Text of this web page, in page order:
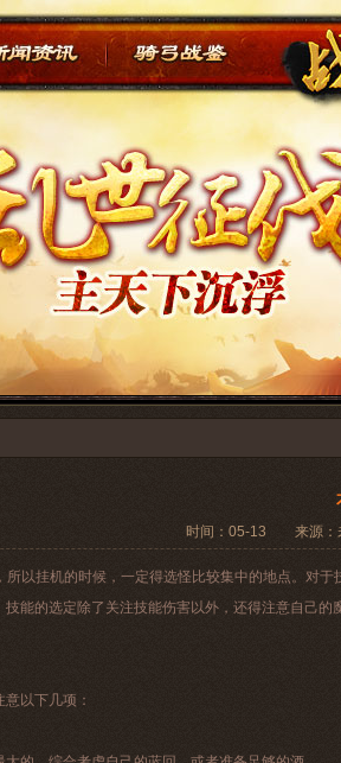
时间：05-13 来源
所以挂机的时候，一定得选怪比较集中的地点。对
技能的选定除了关注技能伤害以外，还得注意自己
以下几项：